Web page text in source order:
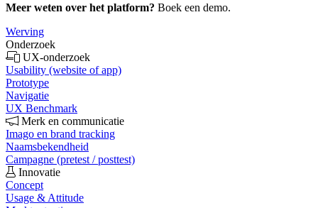
Meer weten over het platform? Boek een demo.
Werving
Onderzoek
UX-onderzoek
Usability (website of app)
Prototype
Navigatie
UX Benchmark
Merk en communicatie
Imago en brand tracking
Naamsbekendheid
Campagne (pretest / posttest)
Innovatie
Concept
Usage & Attitude